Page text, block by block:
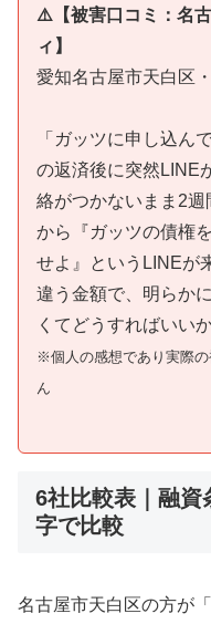
⚠️【被害口コミ：名
ィ】
愛知名古屋市天白区
「ガッツに申し込ん
の返済後に突然LINE
絡がつかないまま2
から『ガッツの債権
せよ』というLINEが
違う金額で、明らか
くてどうすればいい
※個人の感想であり実際
ん
6社比較表｜融資
字で比較
名古屋市天白区の方が